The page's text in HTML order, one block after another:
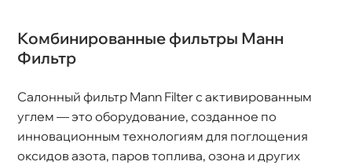
Комбинированные фильтры Манн
Фильтр
Салонный фильтр Mann Filter с активированным
углем — это оборудование, созданное по
инновационным технологиям для поглощения
оксидов азота, паров топлива, озона и других